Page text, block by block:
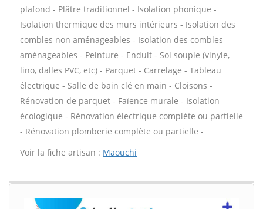
plafond - Plâtre traditionnel - Isolation phonique -
Isolation thermique des murs intérieurs - Isolation des
combles non aménageables - Isolation des combles
aménageables - Peinture - Enduit - Sol souple (vinyle,
lino, dalles PVC, etc) - Parquet - Carrelage - Tableau
électrique - Salle de bain clé en main - Cloisons -
Rénovation de parquet - Faïence murale - Isolation
écologique - Rénovation électrique complète ou partielle
- Rénovation plomberie complète ou partielle -
Voir la fiche artisan : Maouchi